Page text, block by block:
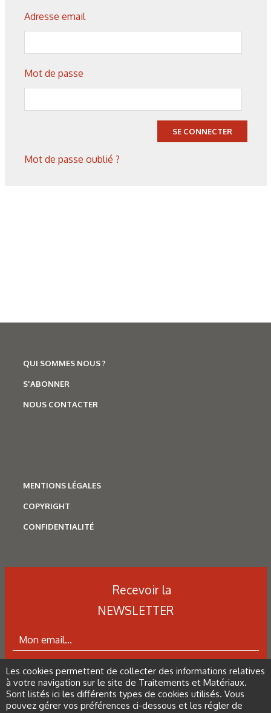
Figure 7 : Coupe d’une bobine encerclante et répartition des
Figure 8 : Emission et réception / champ magnétique et
tension éléectrique.
techniques d’analyse
N°500 - Mai / Juin 2026
Traitements thermiques
Adresse email
Mot de passe
SE CONNECTER
Mot de passe oublié ?
QUI SOMMES NOUS ?
S'ABONNER
NOUS CONTACTER
MENTIONS LÉGALES
COPYRIGHT
CONFIDENTIALITÉ
Recevoir la
NEWSLETTER
ABONNEZ-VOUS À LA NEWSLETTER
Les cookies permettent de collecter des informations relatives
à votre navigation sur le site de Traitements et Matériaux.
Sont listés ici les différents types de cookies utilisés. Vous
pouvez gérer vos préférences ci-dessous et les régler de